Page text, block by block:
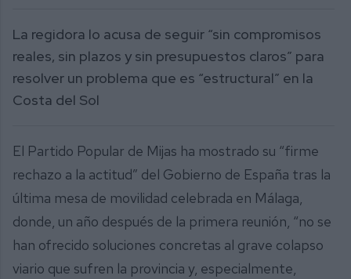
La regidora lo acusa de seguir “sin compromisos
reales, sin plazos y sin presupuestos claros” para
resolver un problema que es “estructural” en la
Costa del Sol
El Partido Popular de Mijas ha mostrado su “firme
rechazo a la actitud” del Gobierno de España tras la
última mesa de movilidad celebrada en Málaga,
donde, un año después de la primera reunión, “no se
han ofrecido soluciones concretas al grave colapso
viario que sufren la provincia y, especialmente,